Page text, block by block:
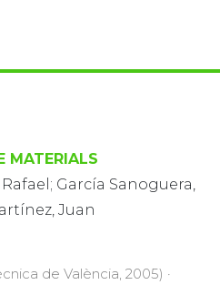
MATERIALS
García Sanoguera,
Juan
de València, 2005) ·